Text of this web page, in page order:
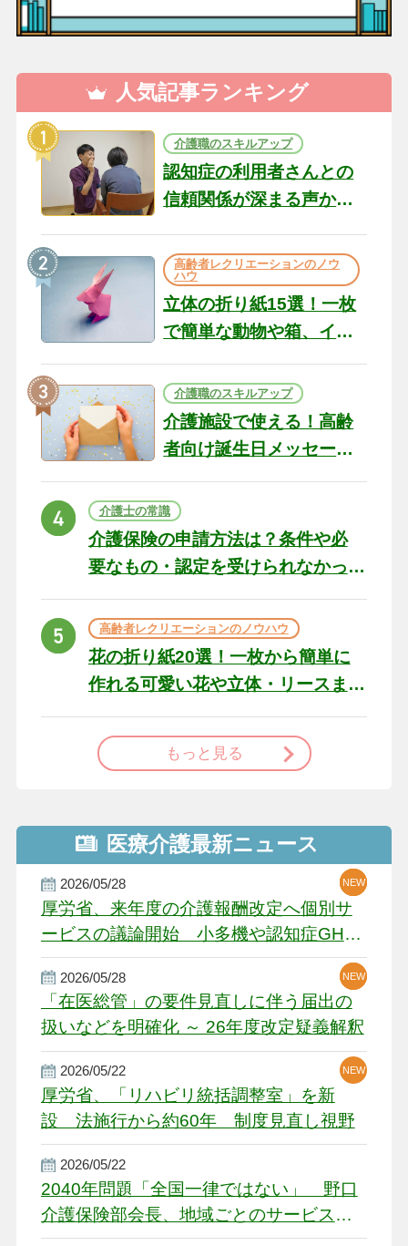
人気記事ランキング
介護職のスキルアップ
認知症の利用者さんとの
信頼関係が深まる声かけ
の現場から（22）
高齢者レクリエーションのノウ
ハウ
立体の折り紙15選！一枚
で簡単な動物や箱、イン
テリアになる作品まで
介護職のスキルアップ
介護施設で使える！高齢
者向け誕生日メッセージ
の例文と書き方のポイン
ト
介護士の常識
介護保険の申請方法は？条件や必
要なもの・認定を受けられなかっ
た場合の対処法
高齢者レクリエーションのノウハウ
花の折り紙20選！一枚から簡単に
作れる可愛い花や立体・リースま
で
もっと見る
医療介護最新ニュース
2026/05/28
厚労省、来年度の介護報酬改定へ個別サ
ービスの議論開始 小多機や認知症GH、
厳しい経営環境に危機感
NEW
NEW
NEW
2026/05/28
「在医総管」の要件見直しに伴う届出の
扱いなどを明確化 ～ 26年度改定疑義解釈
NEW
NEW
2026/05/22
厚労省、「リハビリ統括調整室」を新
設 法施行から約60年 制度見直し視野
NEW
2026/05/22
2040年問題「全国一律ではない」 野口
介護保険部会長、地域ごとのサービス基
盤整備を促す